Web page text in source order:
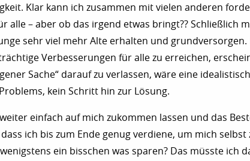
Klar kann ich zusammen mit vielen anderen
alle – aber ob das irgend etwas bringt?? Schließlich
sehr viel mehr Alte erhalten und grundversorgen.
Verbesserungen für alle zu erreichen,
Sache“ darauf zu verlassen, wäre eine
kein Schritt hin zur Lösung.
einfach auf mich zukommen lassen und das
ich bis zum Ende genug verdiene, um mich selbst
ein bisschen was sparen? Das müsste ich